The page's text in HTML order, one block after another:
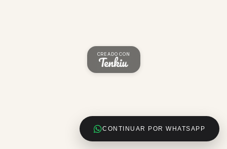
CONTINUAR POR WHATSAPP
CREADO CON